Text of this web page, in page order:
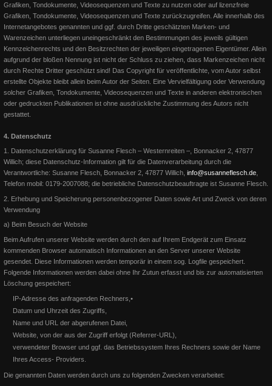
Susanne Flesch wird zum AQHA Professional Horsemen ernannt. Die
AQHA gibt für Europa fünf Neuzugänge bei ihrem Professi
DQHA Q16 und West-Futurity
Grafiken, Tondokumente, Videosequenzen und Texte zu nutzen oder auf lizenzfreie
Grafiken, Tondokumente, Videosequenzen und Texte zurückzugreifen. Alle innerhalb des
Internetangebotes genannten und ggf. durch Dritte geschätzten Marken- und
Warenzeichen unterliegen uneingeschränkt den Bestimmungen des jeweils gültigen
Kennzeichenrechts und den Besitzrechten der jeweiligen eingetragenen Eigentümer. Allein
aufgrund der bloßen Nennung ist nicht der Schluss zu ziehen, dass Markenzeichen nicht
durch Rechte Dritter geschützt sind! Das Copyright für veröffentlichte, vom Autor selbst
erstellte Objekte bleibt allein beim Autor der Seiten. Eine Vervielfältigung oder Verwendung
solcher Grafiken, Tondokumente, Videosequenzen und Texte in anderen elektronischen
oder gedruckten Publikationen ist ohne ausdrückliche Zustimmung des Autors nicht
gestattet.
4. Datenschutz
1. Datenschutzerklärung für Susanne Flesch – Westernreiten –, Bonnacker 2, 47877
Willich; diese Datenschutz-Information gilt für die Datenverarbeitung durch die
Verantwortliche: Susanne Flesch, Bonnacker 2, 47877 Willich, info@susanneflesch.de
Telefon mobil: 0179-2007088; die betriebliche Datenschutzbeauftragte ist Susanne Flesch.
2. Erhebung und Speicherung personenbezogener Daten sowie Art und Zweck von deren
Verwendung
a) Beim Besuch der Website
Beim Aufrufen unserer Website werden durch den auf Ihrem Endgerät zum Einsatz
kommenden Browser automatisch Informationen an den Server unserer Website
gesendet. Diese Informationen werden temporär in einem sog. Logfile gespeichert.
Folgende Informationen werden dabei ohne Ihr Zutun erfasst und bis zur automatisierten
Löschung gespeichert:
IP-Adresse des anfragenden Rechners, •
Datum und Uhrzeit des Zugriffs,
Name und URL der abgerufenen Datei,
Website, von der aus der Zugriff erfolgt (Referrer-URL),
verwendeter Browser und ggf. das Betriebssystem Ihres Rechners sowie der Name
Ihres Access- Providers.
Die genannten Daten werden durch uns zu folgenden Zwecken verarbeitet: